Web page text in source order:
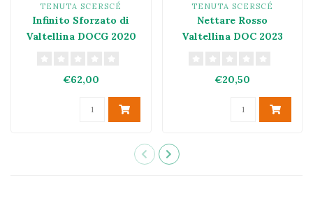
TENUTA SCERSCÉ
Infinito Sforzato di
Valtellina DOCG 2020
€62,00
TENUTA SCERSCÉ
Nettare Rosso
Valtellina DOC 2023
€20,50